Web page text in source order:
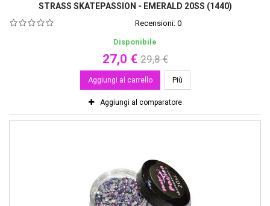
STRASS SKATEPASSION - EMERALD 20SS (1440)
Recensioni: 0
Disponibile
27,0 € 29,8 €
Aggiungi al carrello Più
Aggiungi al comparatore